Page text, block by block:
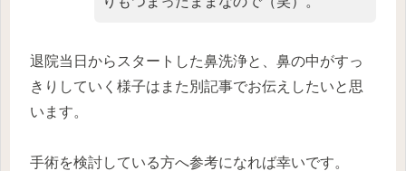
退院当日からスタートした鼻洗浄と、鼻の中がすっ
きりしていく様子はまた別記事でお伝えしたいと思
います。
手術を検討している方へ参考になれば幸いです。